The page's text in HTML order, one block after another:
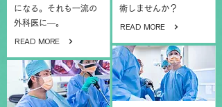
になる。それも一流の
外科医に―。
READ MORE
術しませんか？
READ MORE